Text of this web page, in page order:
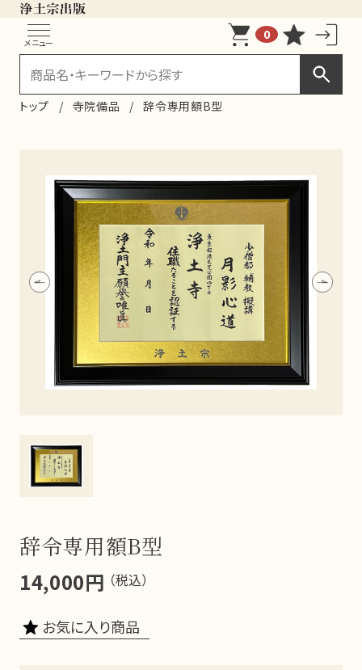
メニュー
0
トップ 寺院備品 辞令専用額B型
辞令専用額B型
14,000円 （税込）
お気に入り商品